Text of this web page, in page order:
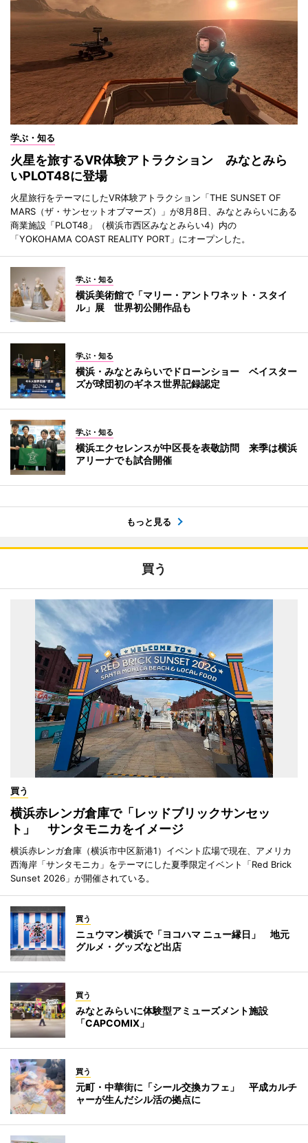
学ぶ・知る
火星を旅するVR体験アトラクション みなとみら
いPLOT48に登場
火星旅行をテーマにしたVR体験アトラクション「THE SUNSET OF
MARS（ザ・サンセットオブマーズ）」が8月8日、みなとみらいにある
商業施設「PLOT48」（横浜市西区みなとみらい4）内の
「YOKOHAMA COAST REALITY PORT」にオープンした。
学ぶ・知る
横浜美術館で「マリー・アントワネット・スタイ
ル」展 世界初公開作品も
学ぶ・知る
横浜・みなとみらいでドローンショー ベイスター
ズが球団初のギネス世界記録認定
学ぶ・知る
横浜エクセレンスが中区長を表敬訪問 来季は横浜
アリーナでも試合開催
もっと見る
買う
買う
横浜赤レンガ倉庫で「レッドブリックサンセッ
ト」 サンタモニカをイメージ
横浜赤レンガ倉庫（横浜市中区新港1）イベント広場で現在、アメリカ
西海岸「サンタモニカ」をテーマにした夏季限定イベント「Red Brick
Sunset 2026」が開催されている。
買う
ニュウマン横浜で「ヨコハマ ニュー縁日」 地元
グルメ・グッズなど出店
買う
みなとみらいに体験型アミューズメント施設
「CAPCOMIX」
買う
元町・中華街に「シール交換カフェ」 平成カルチ
ャーが生んだシル活の拠点に